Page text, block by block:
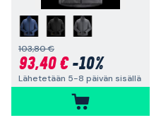
103,80 €
93,40 €-10%
Lähetetään 5-8 päivän sisällä